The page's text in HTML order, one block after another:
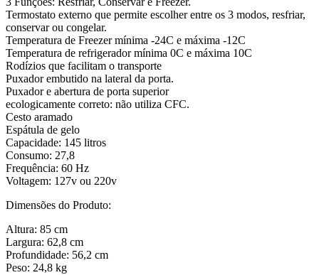
Termostato externo que permite escolher entre os 3 modos, resfriar,
conservar ou congelar.
Temperatura de Freezer mínima -24C e máxima -12C
Temperatura de refrigerador mínima 0C e máxima 10C
Rodízios que facilitam o transporte
Puxador embutido na lateral da porta.
Puxador e abertura de porta superior
ecologicamente correto: não utiliza CFC.
Cesto aramado
Espátula de gelo
Capacidade: 145 litros
Consumo: 27,8
Frequência: 60 Hz
Voltagem: 127v ou 220v
Dimensões do Produto:
Altura: 85 cm
Largura: 62,8 cm
Profundidade: 56,2 cm
Peso: 24,8 kg